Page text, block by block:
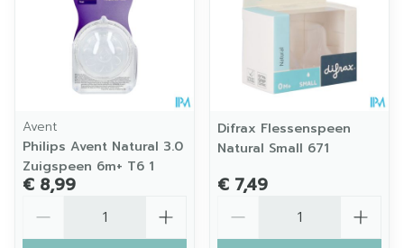
Avent
Philips Avent Natural 3.0
Zuigspeen 6m+ T6 1
€ 8,99
Difrax Flessenspeen
Natural Small 671
€ 7,49